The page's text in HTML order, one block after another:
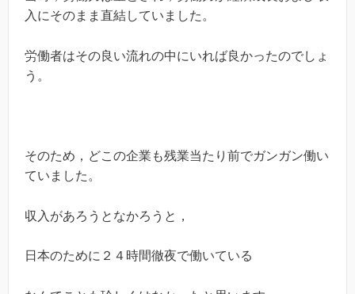
入にそのまま直結していました。
労働者はその良い流れの中にいれば良かったのでしょ
う。
そのため，どこの企業も残業当たり前でガンガン働い
ていました。
収入があろうとなかろうと，
日本のために２４時間徹夜で働いている